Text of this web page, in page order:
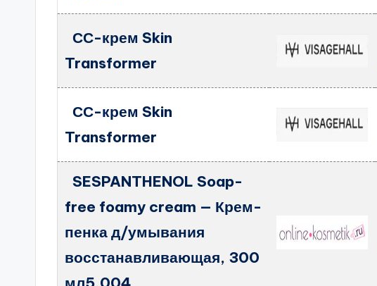
СС-крем Skin
Transformer
СС-крем Skin
Transformer
SESPANTHENOL Soap-
free foamy cream — Крем-
пенка д/умывания
восстанавливающая, 300